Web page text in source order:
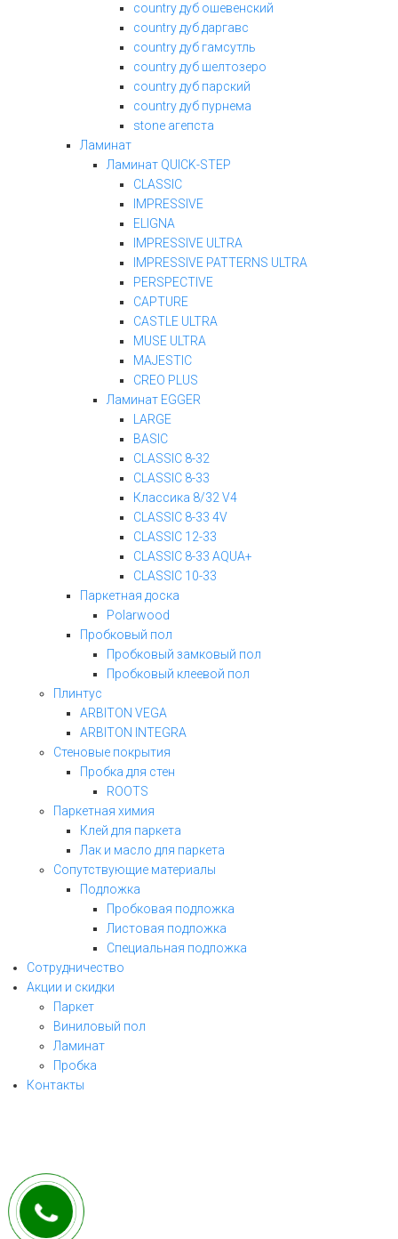
country дуб ошевенский
country дуб даргавс
country дуб гамсутль
country дуб шелтозеро
country дуб парский
country дуб пурнема
stone агепста
Ламинат
Ламинат QUICK-STEP
CLASSIC
IMPRESSIVE
ELIGNA
IMPRESSIVE ULTRA
IMPRESSIVE PATTERNS ULTRA
PERSPECTIVE
CAPTURE
CASTLE ULTRA
MUSE ULTRA
MAJESTIC
CREO PLUS
Ламинат EGGER
LARGE
BASIC
CLASSIC 8-32
CLASSIC 8-33
Классика 8/32 V4
CLASSIC 8-33 4V
CLASSIC 12-33
CLASSIC 8-33 AQUA+
CLASSIC 10-33
Паркетная доска
Polarwood
Пробковый пол
Пробковый замковый пол
Пробковый клеевой пол
Плинтус
ARBITON VEGA
ARBITON INTEGRA
Стеновые покрытия
Пробка для стен
ROOTS
Паркетная химия
Клей для паркета
Лак и масло для паркета
Сопутствующие материалы
Подложка
Пробковая подложка
Листовая подложка
Специальная подложка
Сотрудничество
Акции и скидки
Паркет
Виниловый пол
Ламинат
Пробка
Контакты
заполните форму и мы свяжемся с Вами